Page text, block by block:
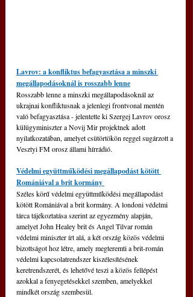
Lavrov: a konfliktus befagyasztása a minszki
megállapodásoknál is rosszabb lenne
Rosszabb lenne a minszki megállapodásoknál az
ukrajnai konfliktusnak a jelenlegi frontvonal mentén
való befagyasztása - jelentette ki Szergej Lavrov orosz
külügyminiszter a Novij Mir projektnek adott
nyilatkozatában, amelyet csütörtökön reggel sugárzott a
Vesztyi FM orosz állami hírrádió.
Védelmi együttműködési megállapodást kötött
Romániával a brit kormány
Széles körű védelmi együttműködési megállapodást
kötött Romániával a brit kormány. A londoni védelmi
tárca tájékoztatása szerint az egyezmény alapján,
amelyet John Healey brit és Angel Tilvar román
védelmi miniszter írt alá, a két ország közös védelmi
bizottságot hoz létre, amely megteremti a brit-román
védelmi kapcsolatrendszer kiszélesítésének
keretrendszerét, és lehetővé teszi a közös fellépést
azokkal a fenyegetésekkel szemben, amelyekkel
mindkét ország szembesül.